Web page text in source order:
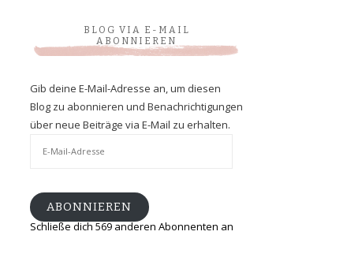
BLOG VIA E-MAIL
ABONNIEREN
Gib deine E-Mail-Adresse an, um diesen
Blog zu abonnieren und Benachrichtigungen
über neue Beiträge via E-Mail zu erhalten.
ABONNIEREN
Schließe dich 569 anderen Abonnenten an